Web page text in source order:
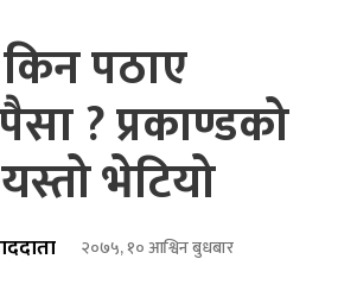
पठाए
? प्रकाण्डको
भेटियो
२०७५, १० आश्विन बुधबार